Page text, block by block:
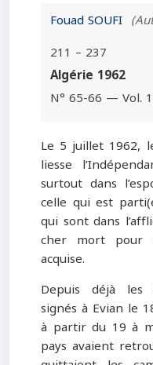
Fouad SOUFI
211 – 237
Algérie 1962
N° 65-66 — Vol.
Le 5 juillet 1962,
liesse
surtout dans
celle qui est
qui sont dans
cher mort pour
acquise.
Depuis déjà les
signés à Evian le
à partir du 19 à
pays avaient